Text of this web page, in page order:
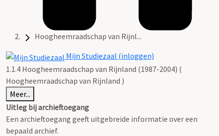
Hoogheemraadschap van Rijnl...
Mijn Studiezaal (inloggen)
1.1.4 Hoogheemraadschap van Rijnland (1987-2004) (
Hoogheemraadschap van Rijnland )
Meer...
Uitleg bij archieftoegang
Een archieftoegang geeft uitgebreide informatie over een
bepaald archief.